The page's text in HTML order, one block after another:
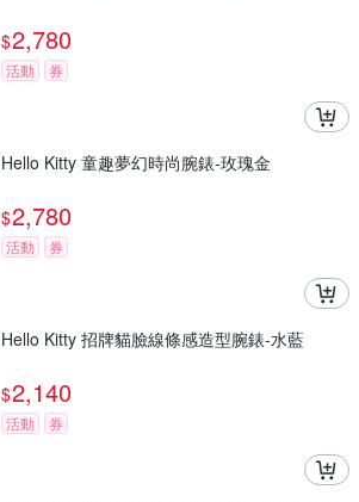
$2,780
活動 券
Hello Kitty 童趣夢幻時尚腕錶-玫瑰金
$2,780
活動 券
Hello Kitty 招牌貓臉線條感造型腕錶-水藍
$2,140
活動 券